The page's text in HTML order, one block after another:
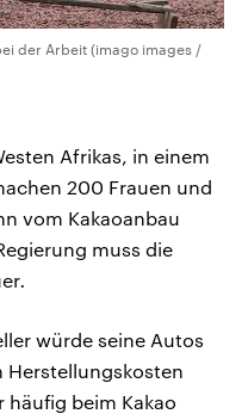
der Arbeit (imago images /
Afrikas, in einem
200 Frauen und
vom Kakaoanbau
muss die
.
würde seine Autos
häufig beim Kakao